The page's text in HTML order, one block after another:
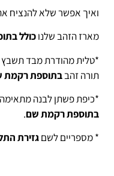
ואיך אפשר שלא להנציח
מארז הזהב שלנוכולל
*טלית מהודרת מבד
תורה זהבבתוספת רקמת
*כיפת פשתן לבנה
בתוספת רקמת שם.
* מספריים לשםגזירת